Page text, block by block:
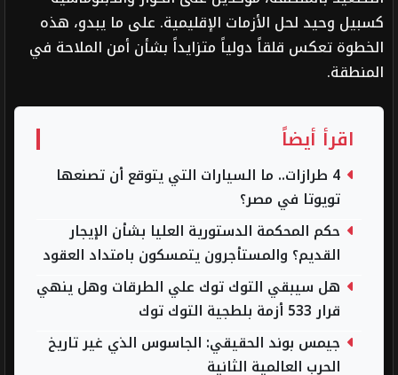
كسبيل وحيد لحل الأزمات الإقليمية. على ما يبدو، هذه
الخطوة تعكس قلقاً دولياً متزايداً بشأن أمن الملاحة في
المنطقة.
اقرأ أيضاً
4 طرازات.. ما السيارات التي يتوقع أن تصنعها
تويوتا في مصر؟
حكم المحكمة الدستورية العليا بشأن الإيجار
القديم؟ والمستأجرون يتمسكون بامتداد العقود
هل سيبقي التوك توك علي الطرقات وهل ينهي
قرار 533 أزمة بلطجية التوك توك
جيمس بوند الحقيقي: الجاسوس الذي غير تاريخ
الحرب العالمية الثانية